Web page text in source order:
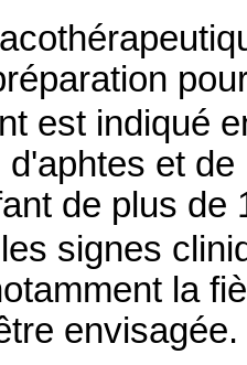
est indiqué
et
de plus de
signes
la
envisagée.